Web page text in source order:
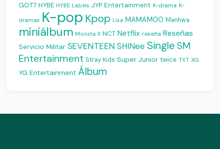
GOT7 HYBE HYBE Labels JYP Entertainment K-drama K-
dramas K-pop Kpop Lisa MAMAMOO Manhwa
miniálbum Monsta X NCT Netflix reseña Reseñas
Servicio Militar SEVENTEEN SHINee Single SM
Entertainment Stray Kids Super Junior twice TXT XG
YG Entertainment Álbum